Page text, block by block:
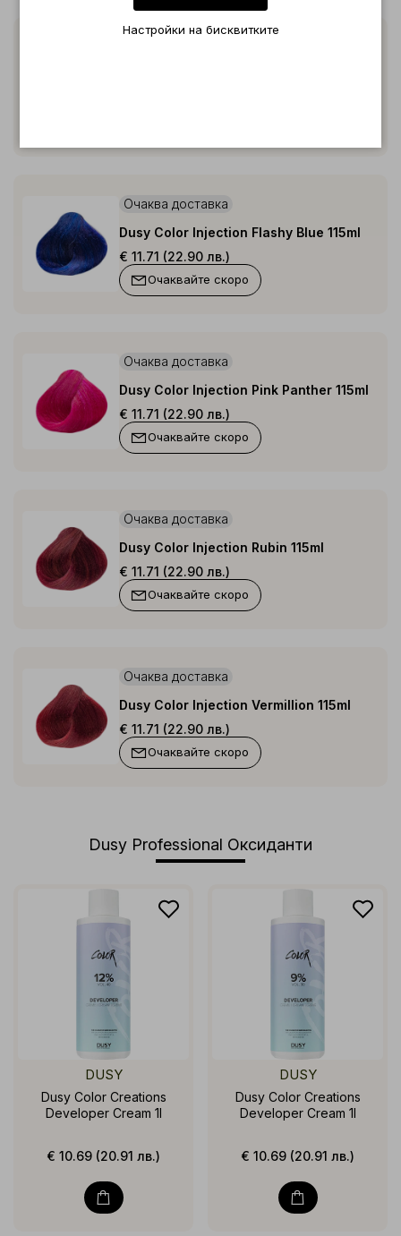
Очаква доставка
Dusy Color Injection Flashy Blue 115ml
€ 11.71 (22.90 лв.)
Очаквайте скоро
Очаква доставка
Dusy Color Injection Pink Panther 115ml
€ 11.71 (22.90 лв.)
Очаквайте скоро
Очаква доставка
Dusy Color Injection Rubin 115ml
€ 11.71 (22.90 лв.)
Очаквайте скоро
Очаква доставка
Dusy Color Injection Vermillion 115ml
€ 11.71 (22.90 лв.)
Очаквайте скоро
Dusy Professional Оксиданти
DUSY
Dusy Color Creations
Developer Cream 1l
€ 10.69 (20.91 лв.)
DUSY
Dusy Color Creations
Developer Cream 1l
€ 10.69 (20.91 лв.)
Настройки на бисквитките